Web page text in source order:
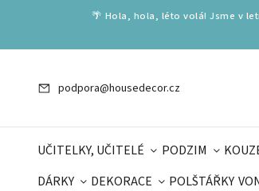
🌴 Hola, hola, léto volá! Jsme v
podpora@housedecor.cz
UČITELKY, UČITELÉ PODZIM
DÁRKY
DEKORACE POLŠTÁŘKY